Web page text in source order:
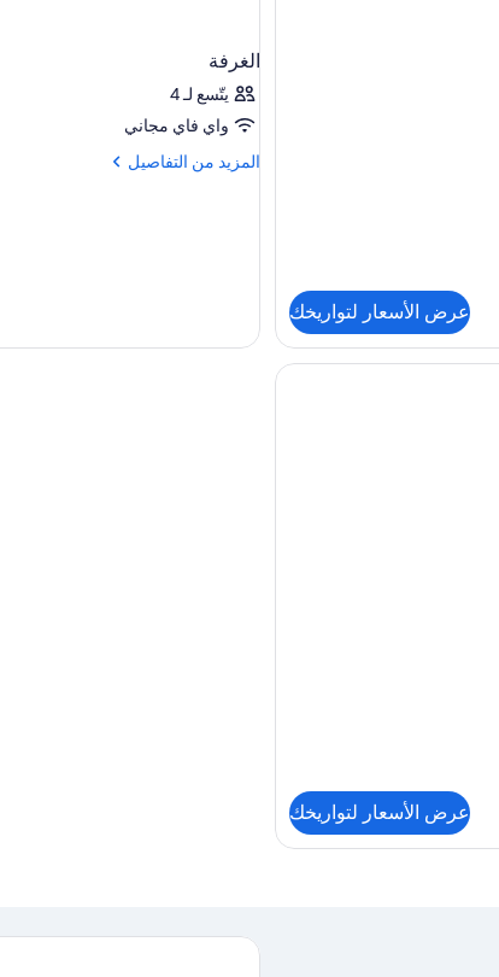
عرض الأسعار لتواريخك
الغرفة
يتّسع لـ 4
واي فاي مجاني
المزيد من التفاصيل
المزيد
عرض الأسعار لتواريخك